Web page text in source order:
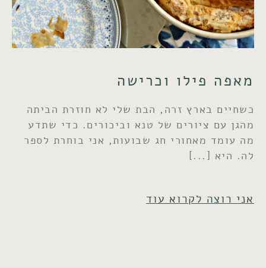
מאפה פילו וכרישה
כשחיים בארץ זרה, הבת שלי לא חוזרת הביתה
מהגן עם ציורים של טנא וביכורים. כדי שתדע
מה עומד מאחורי חג שבועות, אני בוחרת לספר
לה. היא
אני רוצה לקרוא עוד